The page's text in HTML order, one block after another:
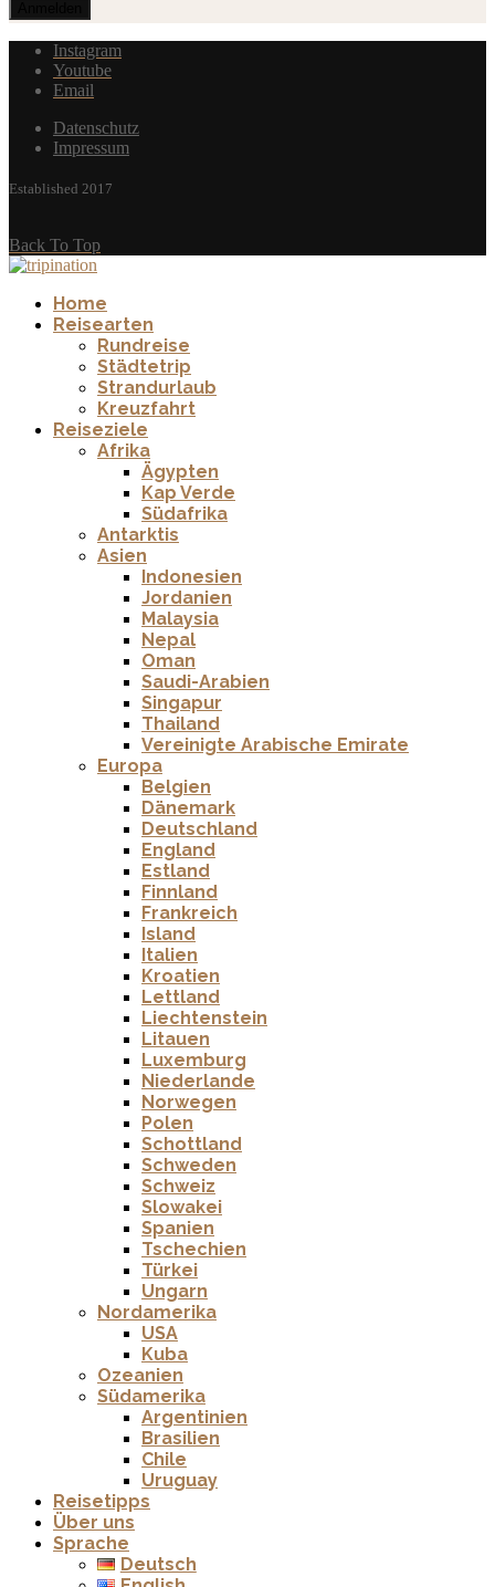
Instagram
Youtube
Email
Datenschutz
Impressum
Established 2017
Back To Top
Home
Reisearten
Rundreise
Städtetrip
Strandurlaub
Kreuzfahrt
Reiseziele
Afrika
Ägypten
Kap Verde
Südafrika
Antarktis
Asien
Indonesien
Jordanien
Malaysia
Nepal
Oman
Saudi-Arabien
Singapur
Thailand
Vereinigte Arabische Emirate
Europa
Belgien
Dänemark
Deutschland
England
Estland
Finnland
Frankreich
Island
Italien
Kroatien
Lettland
Liechtenstein
Litauen
Luxemburg
Niederlande
Norwegen
Polen
Schottland
Schweden
Schweiz
Slowakei
Spanien
Tschechien
Türkei
Ungarn
Nordamerika
USA
Kuba
Ozeanien
Südamerika
Argentinien
Brasilien
Chile
Uruguay
Reisetipps
Über uns
Sprache
Deutsch